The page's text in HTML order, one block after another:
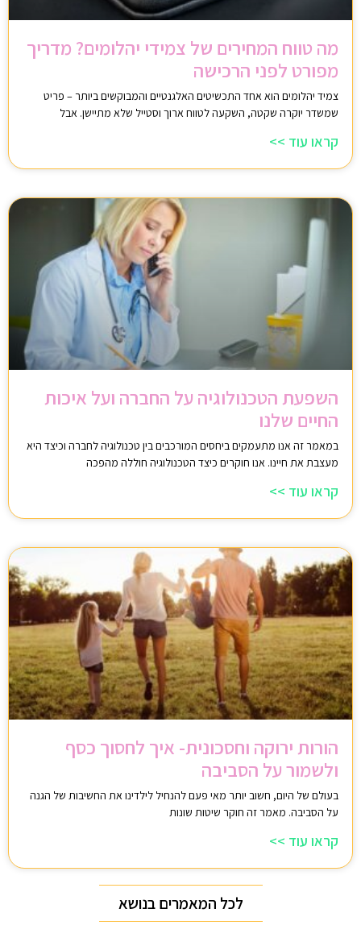
מה טווח המחירים של צמידי יהלומים? מדריך
מפורט לפני הרכישה
צמיד יהלומים הוא אחד התכשיטים האלגנטיים והמבוקשים ביותר – פריט
שמשדר יוקרה שקטה, השקעה לטווח ארוך וסטייל שלא מתיישן. אבל
קראו עוד >>
השפעת הטכנולוגיה על החברה ועל איכות
החיים שלנו
במאמר זה אנו מתעמקים ביחסים המורכבים בין טכנולוגיה לחברה וכיצד היא
מעצבת את חיינו. אנו חוקרים כיצד הטכנולוגיה חוללה מהפכה
קראו עוד >>
הורות ירוקה וחסכונית- איך לחסוך כסף
ולשמור על הסביבה
בעולם של היום, חשוב יותר מאי פעם להנחיל לילדינו את החשיבות של הגנה
על הסביבה. מאמר זה חוקר שיטות שונות
קראו עוד >>
לכל המאמרים בנושא